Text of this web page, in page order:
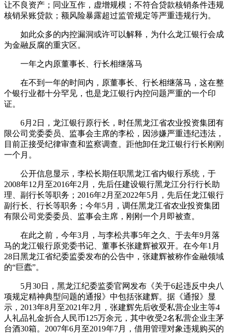
让不良资产；同业互作，虚增规模；不符合贷款核销条件违规
核销呆账贷款；额风险暴露超过监管规定等严重违规行为。
如此众多的内控漏洞或许可以解释，为什么龙江银行会成
为金融反腐的重灾区。
一年之内原董事长、行长相继落马
在不到一年的时间内，原董事长、行长相继落马，这在整
个银行业都十分罕见，也是龙江银行内控问题严重的一个印
证。
6月2日，龙江银行原行长，时任黑龙江省农业投资集团有
限公司党委委员、监事会主席的李松，因涉嫌严重违纪违法，
目前正接受纪律审查和监察调查。距他卸任龙江银行行长刚刚
一个月。
公开信息显示，李松长期任职黑龙江省内银行系统，于
2008年12月至2016年2月，先后任建设银行黑龙江分行行长助
理、副行长等职务；2016年2月至2022年5月，先后任龙江银行
副行长、行长等职务；今年5月，调任黑龙江省农业投资集团
有限公司党委委员、监事会主席，刚刚一个月即被查。
在此之前，今年3月，与李松共事5年之久、于去年9月落
马的龙江银行原党委书记、董事长张建辉被双开。在今年1月
28日黑龙江省纪委监委发布的公告中，张建辉被称作金融领域
的“巨蠹”。
5月30日，黑龙江纪委监委官网发布《关于6起违反中央八
项规定精神典型问题的通报》中包括张建辉。据《通报》显
示，2013年8月至2021年2月，张建辉先后收受私营企业主等4
人礼品礼金折合人民币125万余元，其中收受2名私营企业主茅
台酒30箱。2007年6月至2019年7月，借用管理对象违规购买的